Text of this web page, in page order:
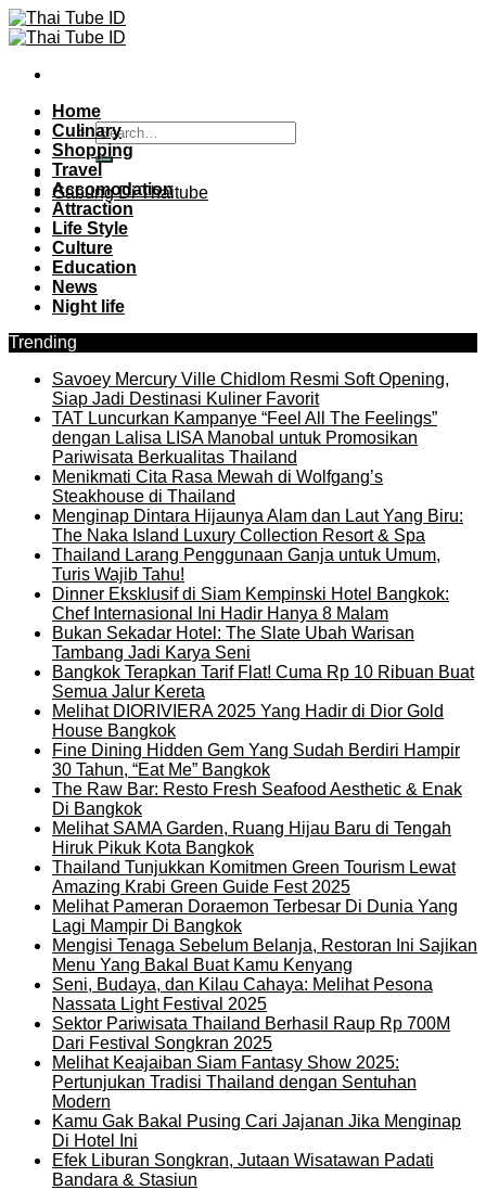
Skip
to
Gabung Di Thaitube
Home
Culinary
Shopping
Travel
Accomodation
Attraction
Life Style
Culture
Education
News
Night life
Trending
Savoey Mercury Ville Chidlom Resmi Soft Opening,
Siap Jadi Destinasi Kuliner Favorit
TAT Luncurkan Kampanye “Feel All The Feelings”
dengan Lalisa LISA Manobal untuk Promosikan
Pariwisata Berkualitas Thailand
Menikmati Cita Rasa Mewah di Wolfgang’s
Steakhouse di Thailand
Menginap Dintara Hijaunya Alam dan Laut Yang Biru:
The Naka Island Luxury Collection Resort & Spa
Thailand Larang Penggunaan Ganja untuk Umum,
Turis Wajib Tahu!
Dinner Eksklusif di Siam Kempinski Hotel Bangkok:
Chef Internasional Ini Hadir Hanya 8 Malam
Bukan Sekadar Hotel: The Slate Ubah Warisan
Tambang Jadi Karya Seni
Bangkok Terapkan Tarif Flat! Cuma Rp 10 Ribuan Buat
Semua Jalur Kereta
Melihat DIORIVIERA 2025 Yang Hadir di Dior Gold
House Bangkok
Fine Dining Hidden Gem Yang Sudah Berdiri Hampir
30 Tahun, “Eat Me” Bangkok
The Raw Bar: Resto Fresh Seafood Aesthetic & Enak
Di Bangkok
Melihat SAMA Garden, Ruang Hijau Baru di Tengah
Hiruk Pikuk Kota Bangkok
Thailand Tunjukkan Komitmen Green Tourism Lewat
Amazing Krabi Green Guide Fest 2025
Melihat Pameran Doraemon Terbesar Di Dunia Yang
Lagi Mampir Di Bangkok
Mengisi Tenaga Sebelum Belanja, Restoran Ini Sajikan
Menu Yang Bakal Buat Kamu Kenyang
Seni, Budaya, dan Kilau Cahaya: Melihat Pesona
Nassata Light Festival 2025
Sektor Pariwisata Thailand Berhasil Raup Rp 700M
Dari Festival Songkran 2025
Melihat Keajaiban Siam Fantasy Show 2025:
Pertunjukan Tradisi Thailand dengan Sentuhan
Modern
Kamu Gak Bakal Pusing Cari Jajanan Jika Menginap
Di Hotel Ini
Efek Liburan Songkran, Jutaan Wisatawan Padati
Bandara & Stasiun